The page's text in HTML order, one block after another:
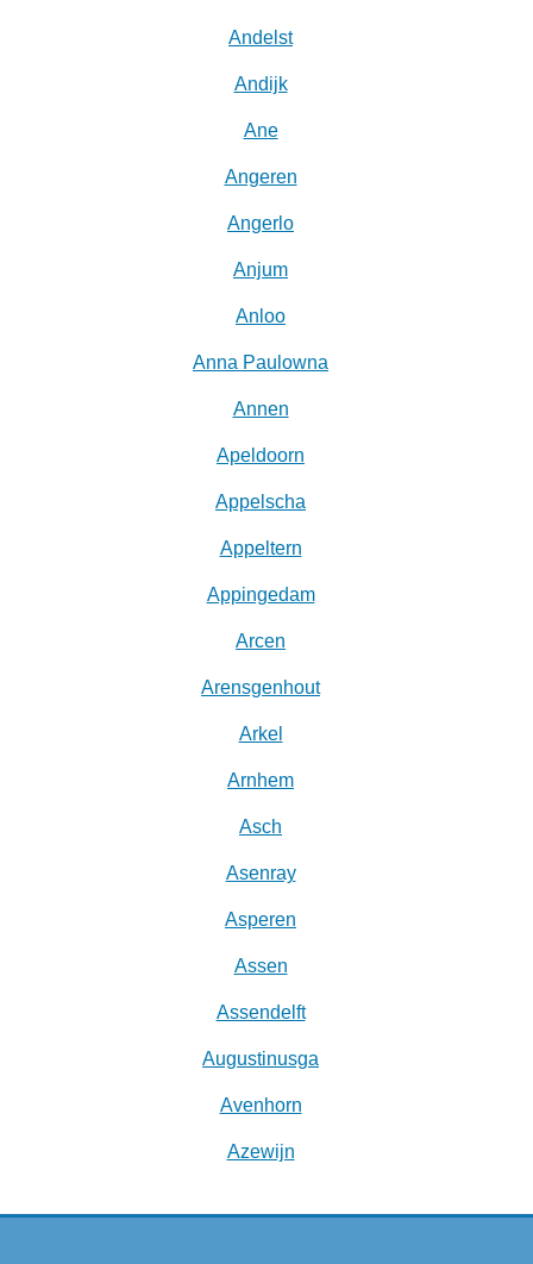
Andelst
Andijk
Ane
Angeren
Angerlo
Anjum
Anloo
Anna Paulowna
Annen
Apeldoorn
Appelscha
Appeltern
Appingedam
Arcen
Arensgenhout
Arkel
Arnhem
Asch
Asenray
Asperen
Assen
Assendelft
Augustinusga
Avenhorn
Azewijn